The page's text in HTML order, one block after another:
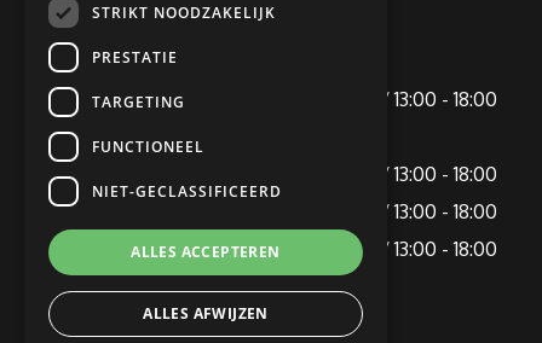
OPENINGSTIJDEN
Maandag
09:00 - 12:00 / 13:00 - 18:00
Dinsdag
09:00 - 12:00 / 13:00 - 18:00
09:00 - 12:00 / 13:00 - 18:00
Vrijdag
09:00 - 12:00 / 13:00 - 18:00
Zaterdag
09:00 - 16:00
Zondag
Gesloten
STRIKT NOODZAKELIJK
PRESTATIE
TARGETING
FUNCTIONEEL
NIET-GECLASSIFICEERD
ALLES ACCEPTEREN
ALLES AFWIJZEN